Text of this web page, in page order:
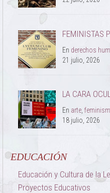
FEMINISTAS
En derechos
21 julio, 2026
LA CARA
En arte,
18 julio, 2026
EDUCACIÓN
Educación y Cultura de la
Proyectos Educativos